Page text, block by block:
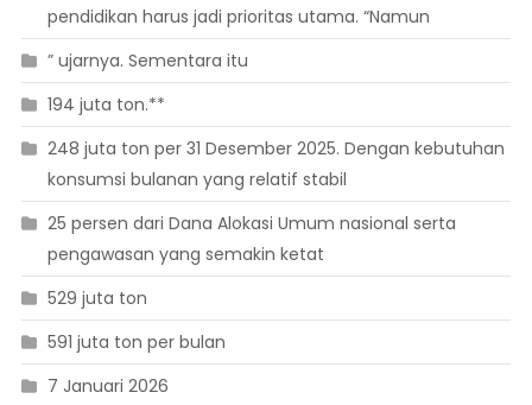
pendidikan harus jadi prioritas utama. “Namun
” ujarnya. Sementara itu
194 juta ton.**
248 juta ton per 31 Desember 2025. Dengan kebutuhan
konsumsi bulanan yang relatif stabil
25 persen dari Dana Alokasi Umum nasional serta
pengawasan yang semakin ketat
529 juta ton
591 juta ton per bulan
7 Januari 2026